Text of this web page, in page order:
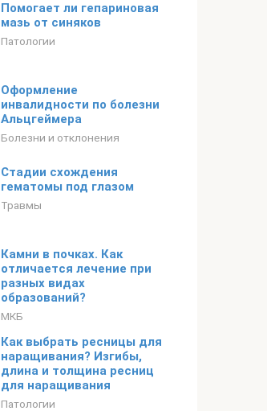
Помогает ли гепариновая
мазь от синяков
Патологии
Оформление
инвалидности по болезни
Альцгеймера
Болезни и отклонения
Стадии схождения
гематомы под глазом
Травмы
Камни в почках. Как
отличается лечение при
разных видах
образований?
МКБ
Как выбрать ресницы для
наращивания? Изгибы,
длина и толщина ресниц
для наращивания
Патологии